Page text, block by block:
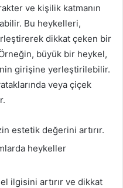
ve kişilik katmanın
Bu heykelleri,
dikkat çeken bir
büyük bir heykel,
girişine yerleştirilebilir.
veya çiçek
estetik değerini artırır.
heykeller
ilgisini artırır ve dikkat